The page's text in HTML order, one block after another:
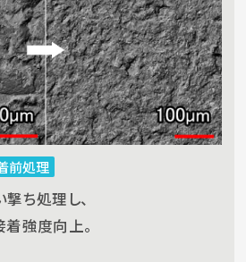
前処理
ち処理し、
強度向上。